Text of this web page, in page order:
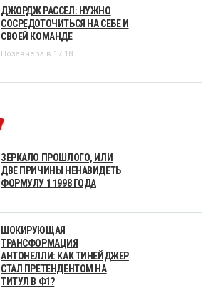
ДЖОРДЖ РАССЕЛ: НУЖНО
СОСРЕДОТОЧИТЬСЯ НА СЕБЕ И
СВОЕЙ КОМАНДЕ
Позавчера в 17:18
ЗЕРКАЛО ПРОШЛОГО, ИЛИ
ДВЕ ПРИЧИНЫ НЕНАВИДЕТЬ
ФОРМУЛУ 1 1998 ГОДА
ШОКИРУЮЩАЯ
ТРАНСФОРМАЦИЯ
АНТОНЕЛЛИ: КАК ТИНЕЙДЖЕР
СТАЛ ПРЕТЕНДЕНТОМ НА
ТИТУЛ В Ф1?